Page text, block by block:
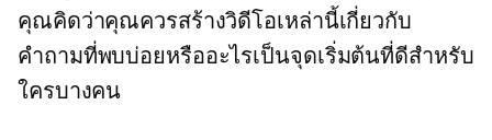
คุณคิดว่าคุณควรสร้างวิดีโอเหล่านี้เกี่ยวกับ
คำถามที่พบบ่อยหรืออะไรเป็นจุดเริ่มต้นที่ดีสำหรับ
ใครบางคน